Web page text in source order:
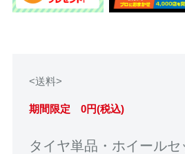
<送料>
期間限定 0円(税込)
タイヤ単品・ホイール